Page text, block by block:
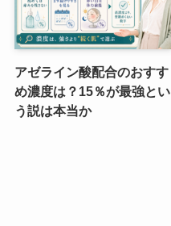
アゼライン酸配合のおすす
め濃度は？15％が最強とい
う説は本当か